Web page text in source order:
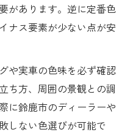
があります。逆に定番色
ナス要素が少ない点が安
や実車の色味を必ず確認
ち方、周囲の景観との調
に鈴鹿市のディーラーや
しない色選びが可能で